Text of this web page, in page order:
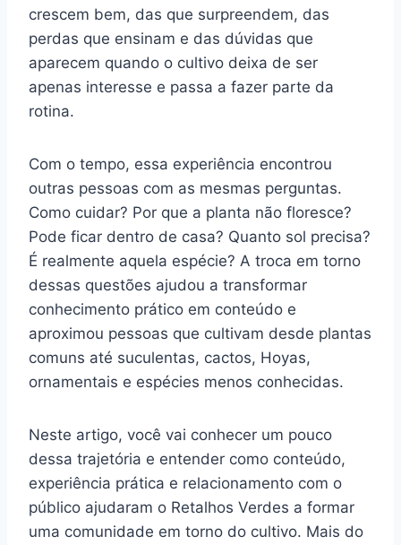
crescem bem, das que surpreendem, das
perdas que ensinam e das dúvidas que
aparecem quando o cultivo deixa de ser
apenas interesse e passa a fazer parte da
rotina.
Com o tempo, essa experiência encontrou
outras pessoas com as mesmas perguntas.
Como cuidar? Por que a planta não floresce?
Pode ficar dentro de casa? Quanto sol precisa?
É realmente aquela espécie? A troca em torno
dessas questões ajudou a transformar
conhecimento prático em conteúdo e
aproximou pessoas que cultivam desde plantas
comuns até suculentas, cactos, Hoyas,
ornamentais e espécies menos conhecidas.
Neste artigo, você vai conhecer um pouco
dessa trajetória e entender como conteúdo,
experiência prática e relacionamento com o
público ajudaram o Retalhos Verdes a formar
uma comunidade em torno do cultivo. Mais do